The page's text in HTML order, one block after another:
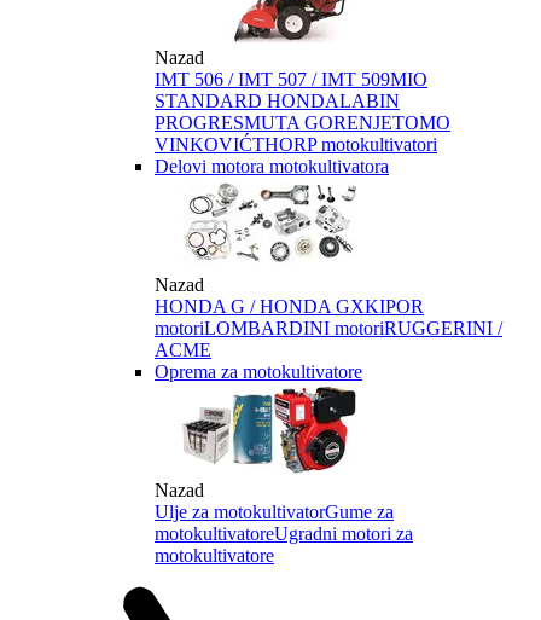
Nazad
IMT 506 / IMT 507 / IMT 509MIO
STANDARD HONDALABIN
PROGRESMUTA GORENJETOMO
VINKOVIĆTHORP motokultivatori
Delovi motora motokultivatora
Nazad
HONDA G / HONDA GXKIPOR
motoriLOMBARDINI motoriRUGGERINI /
ACME
Oprema za motokultivatore
Nazad
Ulje za motokultivatorGume za
motokultivatoreUgradni motori za
motokultivatore